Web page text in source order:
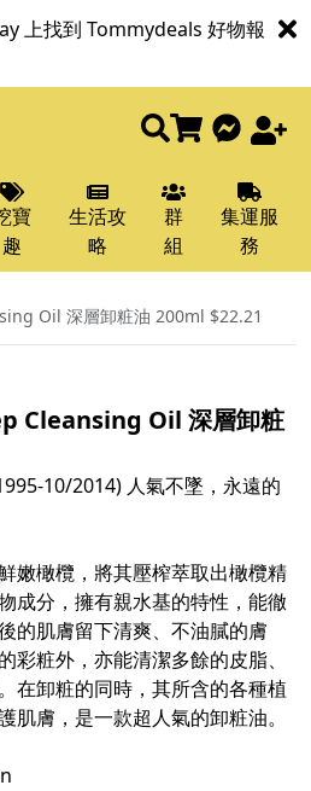
上找到 Tommydeals 好物報
寶
趣
生活攻
略
群
組
集運服
務
Oil 深層卸粧油 200ml $22.21
Cleansing Oil 深層卸粧
10/2014) 人氣不墜，永遠的
嫩橄欖，將其壓榨萃取出橄欖精
成分，擁有親水基的特性，能徹
的肌膚留下清爽、不油膩的膚
彩粧外，亦能清潔多餘的皮脂、
在卸粧的同時，其所含的各種植
肌膚，是一款超人氣的卸粧油。